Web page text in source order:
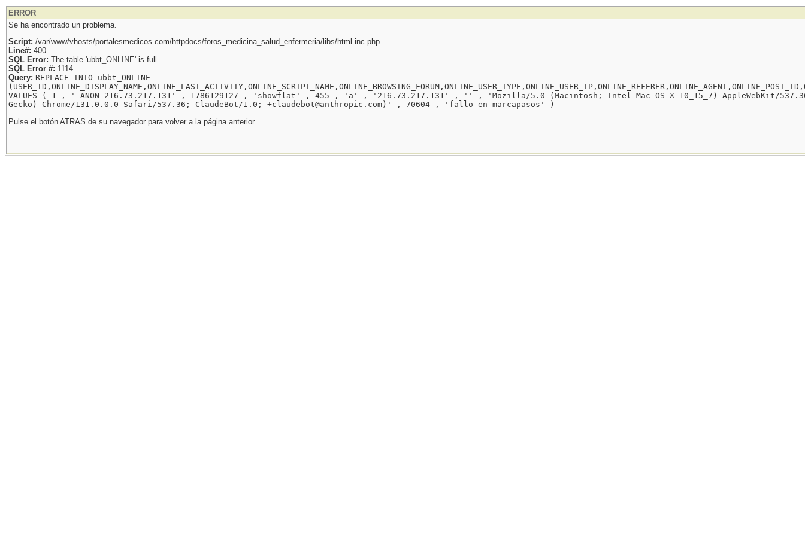
ERROR
Se ha encontrado un problema.
Script: /var/www/vhosts/portalesmedicos.com/httpdocs/foros_medicina_salud_enfermeria/libs/html.inc.php
Line#: 400
SQL Error: The table 'ubbt_ONLINE' is full
SQL Error #: 1114
Query: REPLACE INTO ubbt_ONLINE
VALUES ( 1 , '-ANON-216.73.217.131' , 1786129127 , 'showflat' , 455 , 'a' , '216.73.217.131' , '' , 'Mozilla/5.0 (Macintosh; Intel Mac OS X 10_15_7) AppleWebKit/
Gecko) Chrome/131.0.0.0 Safari/537.36; ClaudeBot/1.0; +claudebot@anthropic.com)' , 70604 , 'fallo en marcapasos' )
Pulse el botón ATRAS de su navegador para volver a la página anterior.